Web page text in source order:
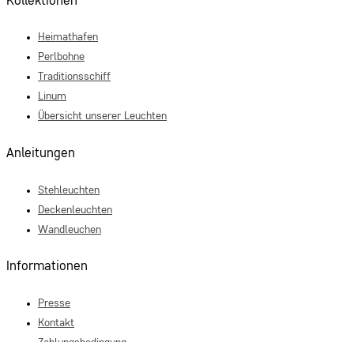
Heimathafen
Perlbohne
Traditionsschiff
Linum
Übersicht unserer Leuchten
Anleitungen
Stehleuchten
Deckenleuchten
Wandleuchen
Informationen
Presse
Kontakt